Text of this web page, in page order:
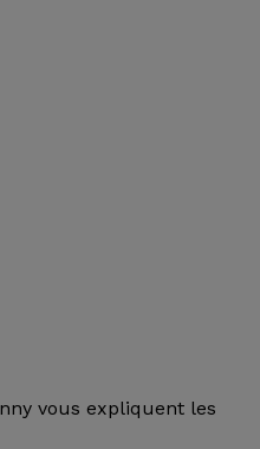
vous expliquent les